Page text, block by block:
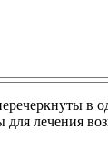
в
для лечения